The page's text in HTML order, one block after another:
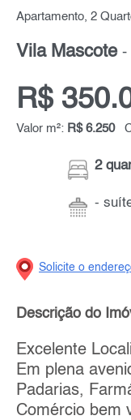
Vila Mascote -
R$
Valor m²: R$ 6.250
2
-
Solicite o
Descrição do
Excelente
Em plena
Padarias,
Comércio bem